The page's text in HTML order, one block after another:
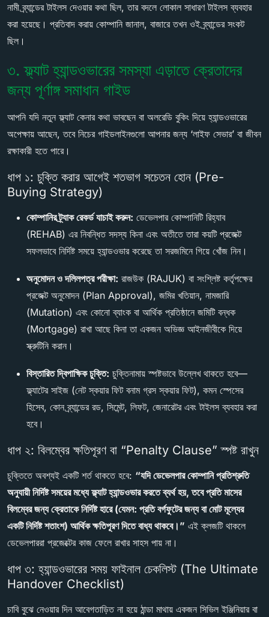
নামী ব্র্যান্ডের টাইলস দেওয়ার কথা ছিল, তার বদলে লোকাল সাধারণ টাইলস ব্যবহার
করা হয়েছে। প্রতিবাদ করায় কোম্পানি জানাল, বাজারে তখন ওই ব্র্যান্ডের সংকট
ছিল।
৩. ফ্ল্যাট হ্যান্ডওভারের সমস্যা এড়াতে ক্রেতাদের
জন্য পূর্ণাঙ্গ সমাধান গাইড
আপনি যদি নতুন ফ্ল্যাট কেনার কথা ভাবছেন বা অলরেডি বুকিং দিয়ে হ্যান্ডওভারের
অপেক্ষায় আছেন, তবে নিচের গাইডলাইনগুলো আপনার জন্য ‘লাইফ সেভার’ বা জীবন
রক্ষাকারী হতে পারে।
ধাপ ১: চুক্তি করার আগেই শতভাগ সচেতন হোন (Pre-
Buying Strategy)
কোম্পানির ট্র্যাক রেকর্ড যাচাই করুন: ডেভেলপার কোম্পানিটি রিহ্যাব
(REHAB) এর নিবন্ধিত সদস্য কিনা এবং অতীতে তারা কয়টি প্রজেক্ট
সফলভাবে নির্দিষ্ট সময়ে হ্যান্ডওভার করেছে তা সরজমিনে গিয়ে খোঁজ নিন।
অনুমোদন ও দলিলপত্র পরীক্ষা: রাজউক (RAJUK) বা সংশ্লিষ্ট কর্তৃপক্ষের
প্রজেক্ট অনুমোদন (Plan Approval), জমির খতিয়ান, নামজারি
(Mutation) এবং কোনো ব্যাংক বা আর্থিক প্রতিষ্ঠানে জমিটি বন্ধক
(Mortgage) রাখা আছে কিনা তা একজন অভিজ্ঞ আইনজীবীকে দিয়ে
স্ক্রুটিনি করান।
বিস্তারিত দ্বিপাক্ষিক চুক্তি: চুক্তিনামায় স্পষ্টভাবে উল্লেখ থাকতে হবে—
ফ্ল্যাটের সাইজ (নেট স্কয়ার ফিট বনাম গ্রস স্কয়ার ফিট), কমন স্পেসের
হিসেব, কোন ব্র্যান্ডের রড, সিমেন্ট, লিফট, জেনারেটর এবং টাইলস ব্যবহার করা
হবে।
ধাপ ২: বিলম্বের ক্ষতিপূরণ বা “Penalty Clause” স্পষ্ট রাখুন
চুক্তিতে অবশ্যই একটি শর্ত থাকতে হবে: “যদি ডেভেলপার কোম্পানি প্রতিশ্রুতি
অনুযায়ী নির্দিষ্ট সময়ের মধ্যে ফ্ল্যাট হ্যান্ডওভার করতে ব্যর্থ হয়, তবে প্রতি মাসের
বিলম্বের জন্য ক্রেতাকে নির্দিষ্ট হারে (যেমন: প্রতি বর্গফুটের জন্য বা মোট মূল্যের
একটি নির্দিষ্ট শতাংশ) আর্থিক ক্ষতিপূরণ দিতে বাধ্য থাকবে।” এই ক্লজটি থাকলে
ডেভেলপাররা প্রজেক্টের কাজ ফেলে রাখার সাহস পায় না।
ধাপ ৩: হ্যান্ডওভারের সময় ফাইনাল চেকলিস্ট (The Ultimate
Handover Checklist)
চাবি বুঝে নেওয়ার দিন আবেগতাড়িত না হয়ে ঠান্ডা মাথায় একজন সিভিল ইঞ্জিনিয়ার বা